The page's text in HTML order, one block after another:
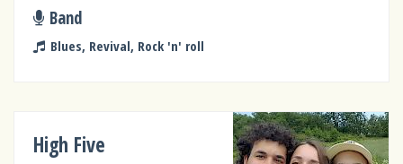
Band
Blues, Revival, Rock 'n' roll
High Five